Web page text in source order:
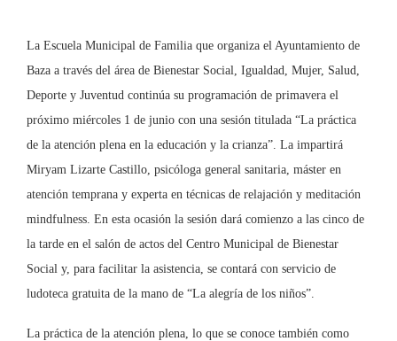
La Escuela Municipal de Familia que organiza el Ayuntamiento de
Baza a través del área de Bienestar Social, Igualdad, Mujer, Salud,
Deporte y Juventud continúa su programación de primavera el
próximo miércoles 1 de junio con una sesión titulada “La práctica
de la atención plena en la educación y la crianza”. La impartirá
Miryam Lizarte Castillo, psicóloga general sanitaria, máster en
atención temprana y experta en técnicas de relajación y meditación
mindfulness. En esta ocasión la sesión dará comienzo a las cinco de
la tarde en el salón de actos del Centro Municipal de Bienestar
Social y, para facilitar la asistencia, se contará con servicio de
ludoteca gratuita de la mano de “La alegría de los niños”.
La práctica de la atención plena, lo que se conoce también como